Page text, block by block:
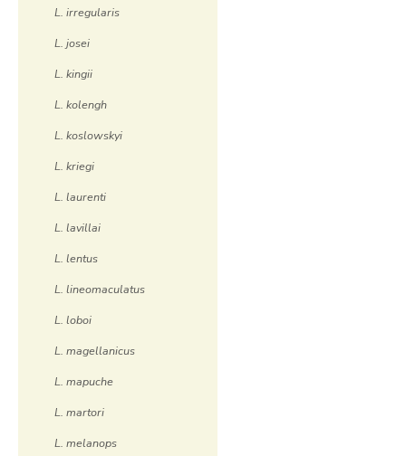
L. irregularis
L. josei
L. kingii
L. kolengh
L. koslowskyi
L. kriegi
L. laurenti
L. lavillai
L. lentus
L. lineomaculatus
L. loboi
L. magellanicus
L. mapuche
L. martori
L. melanops